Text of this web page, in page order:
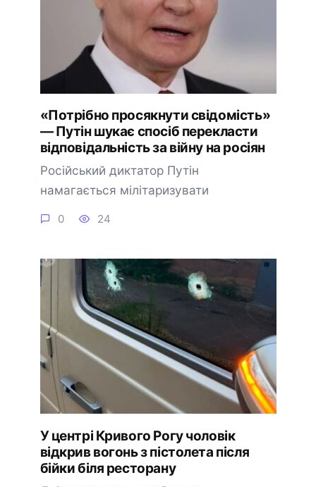
«Потрібно просякнути свідомість»
— Путін шукає спосіб перекласти
відповідальність за війну на росіян
Російський диктатор Путін
намагається мілітаризувати
0 24
У центрі Кривого Рогу чоловік
відкрив вогонь з пістолета після
бійки біля ресторану